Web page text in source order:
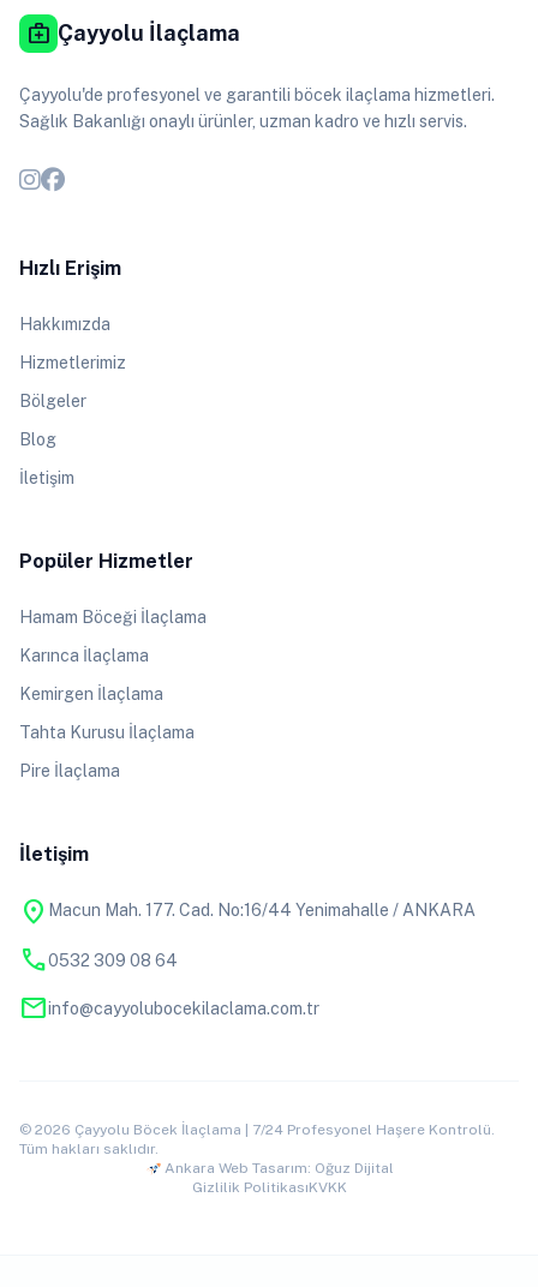
medical_services Çayyolu İlaçlama
Çayyolu'de profesyonel ve garantili böcek ilaçlama hizmetleri.
Sağlık Bakanlığı onaylı ürünler, uzman kadro ve hızlı servis.
Hızlı Erişim
Hakkımızda
Hizmetlerimiz
Bölgeler
Blog
İletişim
Popüler Hizmetler
Hamam Böceği İlaçlama
Karınca İlaçlama
Kemirgen İlaçlama
Tahta Kurusu İlaçlama
Pire İlaçlama
İletişim
location_on Macun Mah. 177. Cad. No:16/44 Yenimahalle / ANKARA
phone0532 309 08 64
mailinfo@cayyolubocekilaclama.com.tr
© 2026 Çayyolu Böcek İlaçlama | 7/24 Profesyonel Haşere Kontrolü.
Tüm hakları saklıdır.
Ankara Web Tasarım: Oğuz Dijital
Gizlilik PolitikasıKVKK